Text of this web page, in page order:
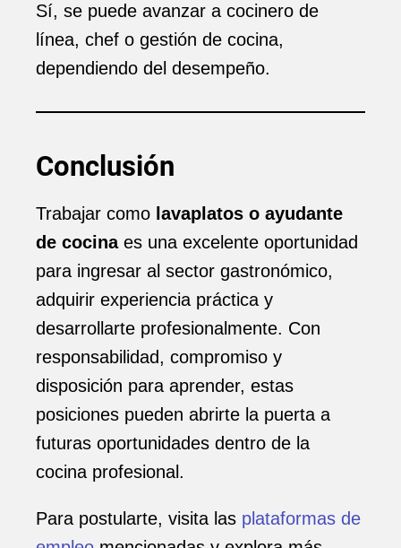
Sí, se puede avanzar a cocinero de
línea, chef o gestión de cocina,
dependiendo del desempeño.
Conclusión
Trabajar como lavaplatos o ayudante
de cocinaes una excelente oportunidad
para ingresar al sector gastronómico,
adquirir experiencia práctica y
desarrollarte profesionalmente. Con
responsabilidad, compromiso y
disposición para aprender, estas
posiciones pueden abrirte la puerta a
futuras oportunidades dentro de la
cocina profesional.
Para postularte, visita las plataformas de